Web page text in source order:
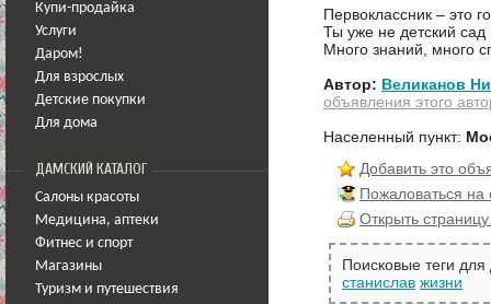
Купи-продайка
Услуги
Даром!
Для взрослых
Детские покупки
Для дома
ДАМСКИЙ КАТАЛОГ
Салоны красоты
Медицина, аптеки
Фитнес и спорт
Магазины
Туризм и путешествия
Первоклассник – это
Ты уже не детский сад
Много знаний, много
Автор: Великанов
объявления этого
Населенный пункт:
Добавить это
Пожаловаться
Открыть
Поисковые теги
станислав жизни